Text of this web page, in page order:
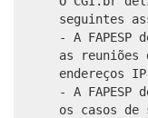
seguintes
- A FAPESP
as reuniões
endereços
- A FAPESP
os casos